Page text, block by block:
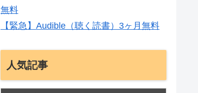
無料
【緊急】Audible（聴く読書）3ヶ月無料
人気記事